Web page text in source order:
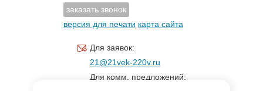
заказать звонок
версия для печати карта сайта
Для заявок:
21@21vek-220v.ru
Для комм. предложений: